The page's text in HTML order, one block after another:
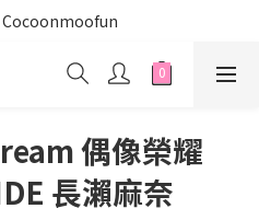
偶像榮耀
長瀨麻奈